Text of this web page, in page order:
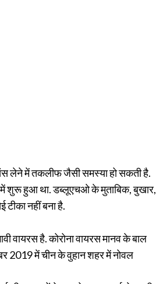
लेने में तकलीफ जैसी समस्या हो सकती है.
में शुरू हुआ था. डब्लूएचओ के मुताबिक, बुखार,
नहीं बना है.
वायरस है. कोरोना वायरस मानव के बाल
2019 में चीन के वुहान शहर में नोवल